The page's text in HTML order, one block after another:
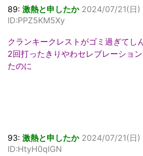
89: 激熱と申したか 2024/07/21(日
ID:PPZ5KM5Xy
クランキークレストがゴミ過ぎてし
2回打ったきりやわセレブレーショ
たのに
93: 激熱と申したか 2024/07/21(日)
ID:HtyH0qIGN